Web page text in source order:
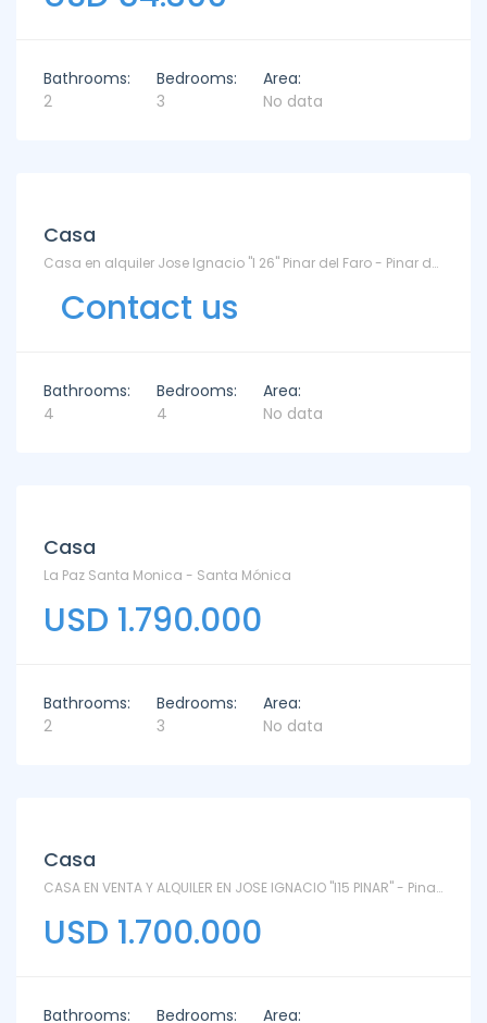
Bathrooms:
2
Bedrooms:
3
Area:
No data
Casa
Casa en alquiler Jose Ignacio "I 26" Pinar del Faro - Pinar del Faro
Contact us
Bathrooms:
4
Bedrooms:
4
Area:
No data
Casa
La Paz Santa Monica - Santa Mónica
USD 1.790.000
Bathrooms:
2
Bedrooms:
3
Area:
No data
Casa
CASA EN VENTA Y ALQUILER EN JOSE IGNACIO "I15 PINAR" - Pinar del Faro
USD 1.700.000
Bathrooms:
Bedrooms:
Area: